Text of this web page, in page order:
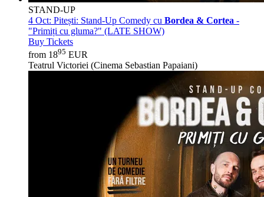
STAND-UP
4 Oct: Pitești: Stand-Up Comedy cu Bordea & Cortea -
"Primiți cu gluma?" (LATE SHOW)
Buy Tickets
from 1895 EUR
Teatrul Victoriei (Cinema Sebastian Papaiani)